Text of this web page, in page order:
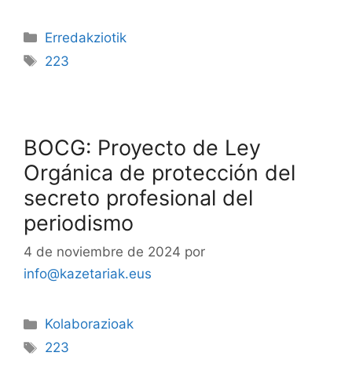
Erredakziotik
223
BOCG: Proyecto de Ley
Orgánica de protección del
secreto profesional del
periodismo
4 de noviembre de 2024 por
info@kazetariak.eus
Kolaborazioak
223